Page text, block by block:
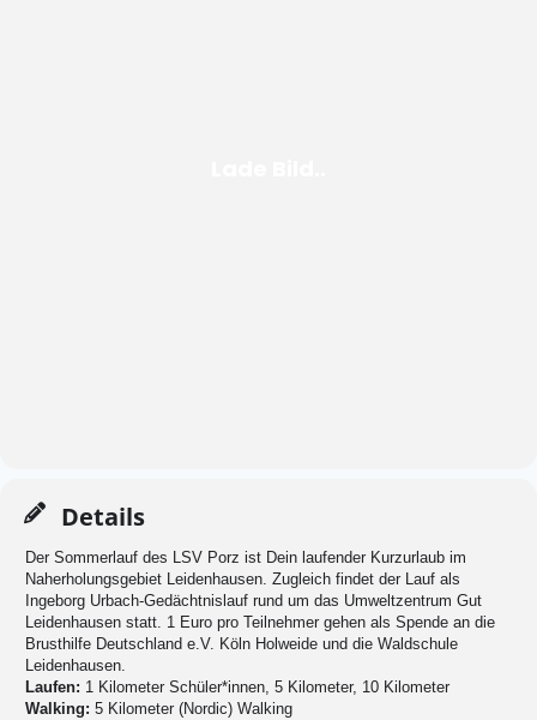
Details
Der Sommerlauf des LSV Porz ist Dein laufender Kurzurlaub im
Naherholungsgebiet Leidenhausen. Zugleich findet der Lauf als
Ingeborg Urbach-Gedächtnislauf rund um das Umweltzentrum Gut
Leidenhausen statt. 1 Euro pro Teilnehmer gehen als Spende an die
Brusthilfe Deutschland e.V. Köln Holweide und die Waldschule
Leidenhausen.
Laufen: 1 Kilometer Schüler*innen, 5 Kilometer, 10 Kilometer
Walking: 5 Kilometer (Nordic) Walking